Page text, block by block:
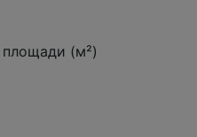
площади (м²)